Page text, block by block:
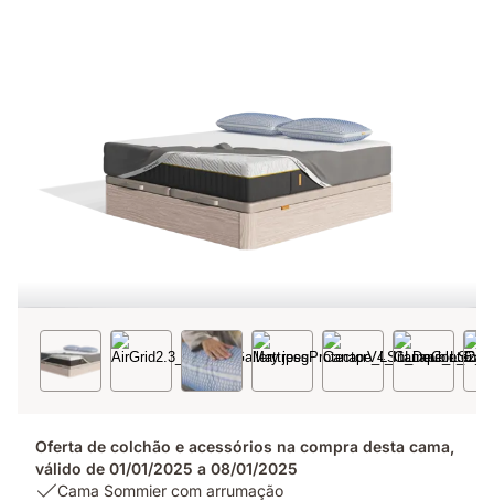
Oferta de colchão e acessórios na compra desta cama,
válido de 01/01/2025 a 08/01/2025
USPCama Sommier com arrumação